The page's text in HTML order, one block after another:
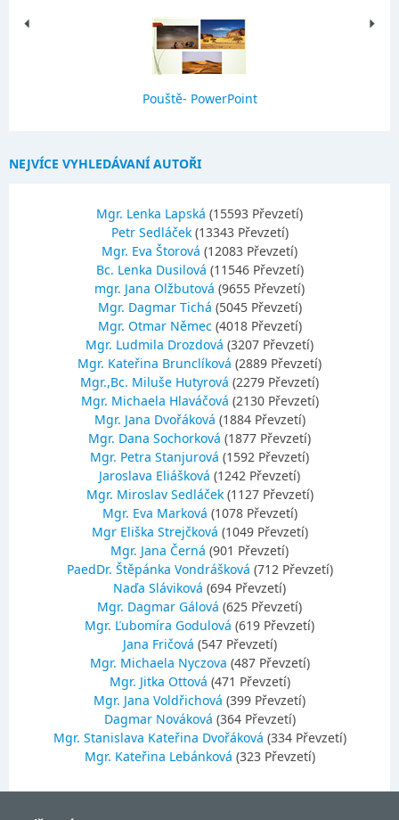
Pouště- PowerPoint
NEJVÍCE VYHLEDÁVANÍ AUTOŘI
Mgr. Lenka Lapská (15593 Převzetí)
Petr Sedláček (13343 Převzetí)
Mgr. Eva Štorová (12083 Převzetí)
Bc. Lenka Dusilová (11546 Převzetí)
mgr. Jana Olžbutová (9655 Převzetí)
Mgr. Dagmar Tichá (5045 Převzetí)
Mgr. Otmar Němec (4018 Převzetí)
Mgr. Ludmila Drozdová (3207 Převzetí)
Mgr. Kateřina Brunclíková (2889 Převzetí)
Mgr.,Bc. Miluše Hutyrová (2279 Převzetí)
Mgr. Michaela Hlaváčová (2130 Převzetí)
Mgr. Jana Dvořáková (1884 Převzetí)
Mgr. Dana Sochorková (1877 Převzetí)
Mgr. Petra Stanjurová (1592 Převzetí)
Jaroslava Eliášková (1242 Převzetí)
Mgr. Miroslav Sedláček (1127 Převzetí)
Mgr. Eva Marková (1078 Převzetí)
Mgr Eliška Strejčková (1049 Převzetí)
Mgr. Jana Černá (901 Převzetí)
PaedDr. Štěpánka Vondrášková (712 Převzetí)
Naďa Sláviková (694 Převzetí)
Mgr. Dagmar Gálová (625 Převzetí)
Mgr. Ľubomíra Godulová (619 Převzetí)
Jana Fričová (547 Převzetí)
Mgr. Michaela Nyczova (487 Převzetí)
Mgr. Jitka Ottová (471 Převzetí)
Mgr. Jana Voldřichová (399 Převzetí)
Dagmar Nováková (364 Převzetí)
Mgr. Stanislava Kateřina Dvořáková (334 Převzetí)
Mgr. Kateřina Lebánková (323 Převzetí)